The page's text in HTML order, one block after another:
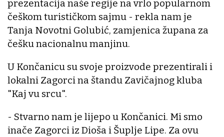
prezentacija naše regije na vrlo popularnom
češkom turističkom sajmu - rekla nam je
Tanja Novotni Golubić, zamjenica župana za
češku nacionalnu manjinu.
U Končanicu su svoje proizvode prezentirali i
lokalni Zagorci na štandu Zavičajnog kluba
"Kaj vu srcu".
- Stvarno nam je lijepo u Končanici. Mi smo
inače Zagorci iz Dioša i Šuplje Lipe. Za ovu